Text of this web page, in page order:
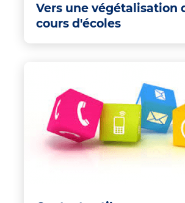
Vers une végétalisation
cours d'écoles